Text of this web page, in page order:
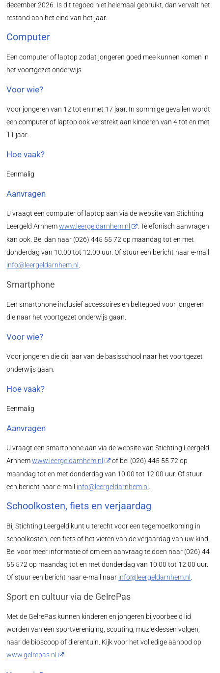
december 2026. Is dit tegoed niet helemaal gebruikt, dan vervalt het
restand aan het eind van het jaar.
Computer
Een computer of laptop zodat jongeren goed mee kunnen komen in
het voortgezet onderwijs.
Voor wie?
Voor jongeren van 12 tot en met 17 jaar. In sommige gevallen wordt
een computer of laptop ook verstrekt aan kinderen van 4 tot en met
11 jaar.
Hoe vaak?
Eenmalig
Aanvragen
U vraagt een computer of laptop aan via de website van Stichting
Leergeld Arnhemwww.leergeldarnhem.nl
. Telefonisch aanvragen
kan ook. Bel dan naar (026) 445 55 72 op maandag tot en met
donderdag van 10.00 tot 12.00 uur. Of stuur een bericht naar e-mail
info@leergeldarnhem.nl
Smartphone
Een smartphone inclusief accessoires en beltegoed voor jongeren
die naar het voortgezet onderwijs gaan.
Voor wie?
Voor jongeren die dit jaar van de basisschool naar het voortgezet
onderwijs gaan.
Hoe vaak?
Eenmalig
Aanvragen
U vraagt een smartphone aan via de website van Stichting Leergeld
Arnhemwww.leergeldarnhem.nl
of bel (026) 445 55 72 op
maandag tot en met donderdag van 10.00 tot 12.00 uur. Of stuur
een bericht naar e-mail info@leergeldarnhem.nl
Schoolkosten, fiets en verjaardag
Bij Stichting Leergeld kunt u terecht voor een tegemoetkoming in
schoolkosten, een fiets of het vieren van de verjaardag van uw kind.
Bel voor meer informatie of om een aanvraag te doen naar (026) 44
55 572 op maandag tot en met donderdag van 10.00 tot 12.00 uur.
Of stuur een bericht naar e-mail naar info@leergeldarnhem.nl
Sport en cultuur via de GelrePas
Met de GelrePas kunnen kinderen en jongeren bijvoorbeeld lid
worden van een sportvereniging, scouting, muzieklessen volgen,
naar de bioscoop of dierentuin. Kijk voor het volledige aanbod op
www.gelrepas.nl